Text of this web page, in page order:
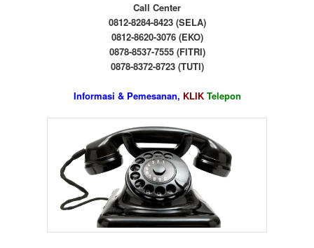
Call Center
0812-8284-8423 (SELA)
0812-8620-3076 (EKO)
0878-8537-7555 (FITRI)
0878-8372-8723 (TUTI)
Informasi & Pemesanan, KLIK Telepon